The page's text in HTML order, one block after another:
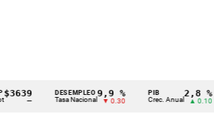
DESEMPLEO
Tasa Nacional
9,9 %
▼ 0.30
PIB
Crec. Anual
2,8 %
▲ 0.10